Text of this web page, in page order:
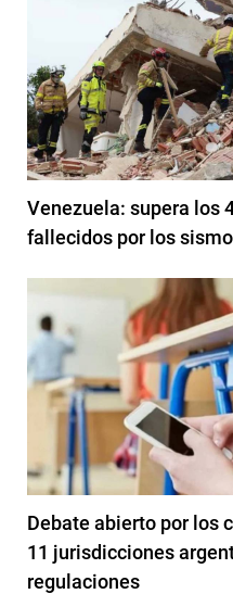
Venezuela: supera los
fallecidos por los
Debate abierto por los
11 jurisdicciones
regulaciones